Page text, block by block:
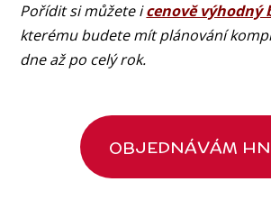
Pořídit si můžete icenově výhodný
kterému budete mít plánování
dne až po celý rok.
OBJEDNÁVÁM